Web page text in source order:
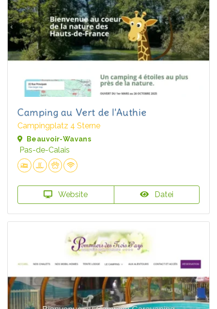
Camping au Vert de l'Authie
Campingplatz 4 Sterne
Beauvoir-Wavans
Pas-de-Calais
Website Datei